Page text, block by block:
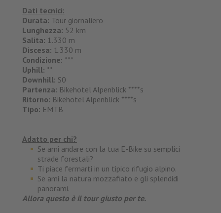
Dati tecnici:
Durata: Tour giornaliero
Lunghezza: 52 km
Salita: 1.330 m
Discesa: 1.330 m
Condizione: ***
Uphill: **
Downhill: S0
Partenza: Bikehotel Alpenblick ****s
Ritorno: Bikehotel Alpenblick ****s
Tipo: EMTB
Adatto per chi?
Se ami andare con la tua E-Bike su semplici
strade forestali?
Ti piace fermarti in un tipico rifugio alpino.
Se ami la natura mozzafiato e gli splendidi
panorami.
Allora questo è il tour giusto per te.